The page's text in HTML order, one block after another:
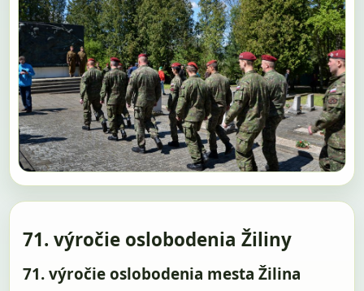
71. výročie oslobodenia Žiliny
71. výročie oslobodenia mesta Žilina